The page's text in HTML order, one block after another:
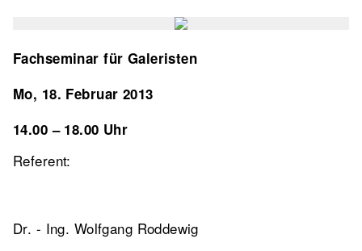
Fachseminar für Galeristen
Mo, 18. Februar 2013
14.00 – 18.00 Uhr
Referent:
Dr. - Ing. Wolfgang Roddewig